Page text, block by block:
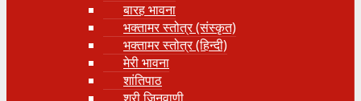
बारह भावना
भक्तामर स्तोत्र (संस्कृत)
भक्तामर स्तोत्र (हिन्दी)
मेरी भावना
शांतिपाठ